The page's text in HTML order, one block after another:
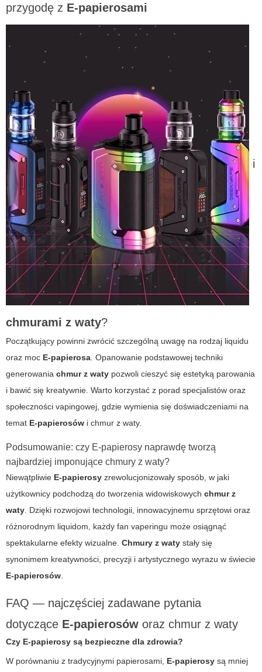
przygodę z E-papierosami
i
chmurami z waty?
Początkujący powinni zwrócić szczególną uwagę na rodzaj liquidu
oraz moc E-papierosa . Opanowanie podstawowej techniki
generowania chmur z waty pozwoli cieszyć się estetyką parowania
i bawić się kreatywnie. Warto korzystać z porad specjalistów oraz
społeczności vapingowej, gdzie wymienia się doświadczeniami na
temat E-papierosów i chmur z waty.
Podsumowanie: czy E-papierosy naprawdę tworzą
najbardziej imponujące chmury z waty?
Niewątpliwie E-papierosy zrewolucjonizowały sposób, w jaki
użytkownicy podchodzą do tworzenia widowiskowych chmur z
waty . Dzięki rozwojowi technologii, innowacyjnemu sprzętowi oraz
różnorodnym liquidom, każdy fan vaperingu może osiągnąć
spektakularne efekty wizualne. Chmury z waty stały się
synonimem kreatywności, precyzji i artystycznego wyrazu w świecie
E-papierosów
FAQ — najczęściej zadawane pytania
dotyczące E-papierosów oraz chmur z waty
Czy E-papierosy są bezpieczne dla zdrowia?
W porównaniu z tradycyjnymi papierosami, E-papierosy są mniej